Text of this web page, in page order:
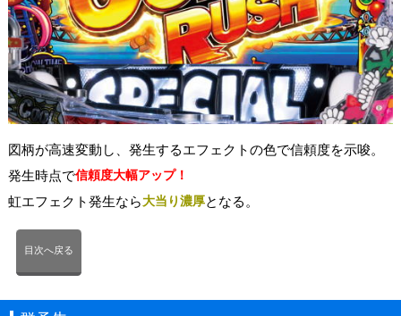
図柄が高速変動し、発生するエフェクトの色で信頼度を示唆。
発生時点で信頼度大幅アップ！
虹エフェクト発生なら大当り濃厚となる。
目次へ戻る